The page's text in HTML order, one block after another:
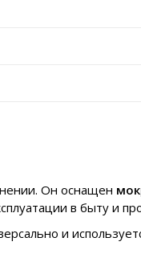
Он оснащен
в быту и
и